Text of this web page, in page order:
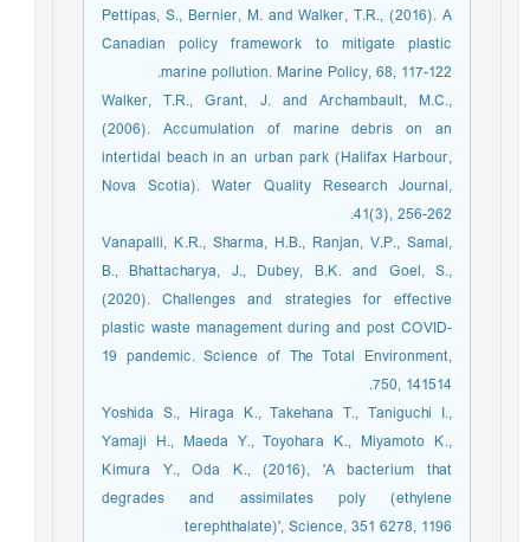
Pettipas, S., Bernier, M. and Walker, T.R., (2016). A
Canadian policy framework to mitigate plastic
marine pollution. Marine Policy, 68, 117-122.
Walker, T.R., Grant, J. and Archambault, M.C.,
(2006). Accumulation of marine debris on an
intertidal beach in an urban park (Halifax Harbour,
Nova Scotia). Water Quality Research Journal,
41(3), 256-262.
Vanapalli, K.R., Sharma, H.B., Ranjan, V.P., Samal,
B., Bhattacharya, J., Dubey, B.K. and Goel, S.,
(2020). Challenges and strategies for effective
plastic waste management during and post COVID-
19 pandemic. Science of The Total Environment,
750, 141514.
Yoshida S., Hiraga K., Takehana T., Taniguchi I.,
Yamaji H., Maeda Y., Toyohara K., Miyamoto K.,
Kimura Y., Oda K., (2016), 'A bacterium that
degrades and assimilates poly (ethylene
terephthalate)', Science, 351 6278, 1196